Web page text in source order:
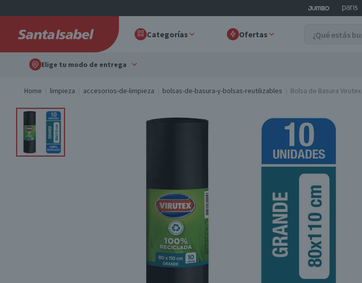
Categorías Ofertas
Elige tu modo de entrega
Home limpieza accesorios-de-limpieza bolsas-de-basura-y-bolsas-reutilizables Bolsa de Basura